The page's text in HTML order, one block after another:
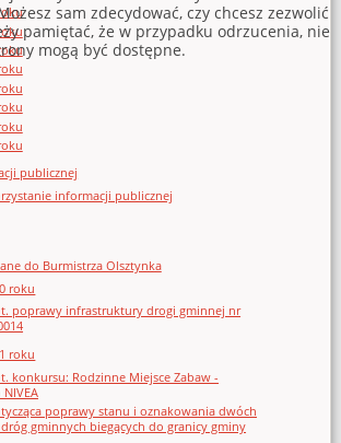
publicznej
informacji publicznej
do Burmistrza Olsztynka
roku
poprawy infrastruktury drogi gminnej nr
roku
konkursu: Rodzinne Miejsce Zabaw -
poprawy stanu i oznakowania dwóch
gminnych biegących do granicy gminy
sam zdecydować, czy chcesz zezwolić
pamiętać, że w przypadku odrzucenia, nie
mogą być dostępne.